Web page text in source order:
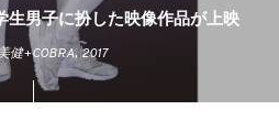
生男子に扮した映像作品が上映
健+COBRA, 2017